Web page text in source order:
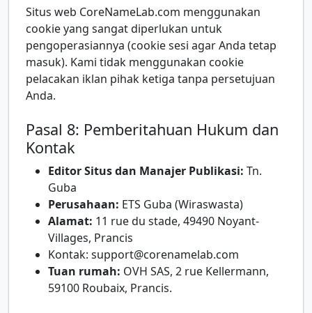
Situs web CoreNameLab.com menggunakan
cookie yang sangat diperlukan untuk
pengoperasiannya (cookie sesi agar Anda tetap
masuk). Kami tidak menggunakan cookie
pelacakan iklan pihak ketiga tanpa persetujuan
Anda.
Pasal 8: Pemberitahuan Hukum dan
Kontak
Editor Situs dan Manajer Publikasi: Tn.
Guba
Perusahaan: ETS Guba (Wiraswasta)
Alamat: 11 rue du stade, 49490 Noyant-
Villages, Prancis
Kontak: support@corenamelab.com
Tuan rumah: OVH SAS, 2 rue Kellermann,
59100 Roubaix, Prancis.